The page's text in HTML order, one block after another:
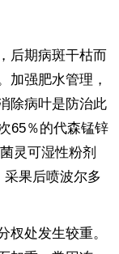
后期病斑干枯而
加强肥水管理，
除病叶是防治此
65％的代森锰锌
灵可湿性粉剂
果后喷波尔多
杈处发生较重。